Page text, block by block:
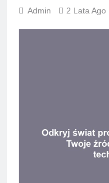
Admin 2 Lata Ago